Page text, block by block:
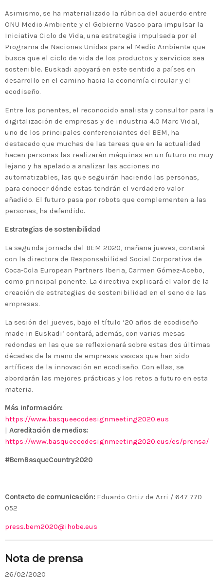
Asimismo, se ha materializado la rúbrica del acuerdo entre
ONU Medio Ambiente y el Gobierno Vasco para impulsar la
Iniciativa Ciclo de Vida, una estrategia impulsada por el
Programa de Naciones Unidas para el Medio Ambiente que
busca que el ciclo de vida de los productos y servicios sea
sostenible. Euskadi apoyará en este sentido a países en
desarrollo en el camino hacia la economía circular y el
ecodiseño.
Entre los ponentes, el reconocido analista y consultor para la
digitalización de empresas y de industria 4.0 Marc Vidal,
uno de los principales conferenciantes del BEM, ha
destacado que muchas de las tareas que en la actualidad
hacen personas las realizarán máquinas en un futuro no muy
lejano y ha apelado a analizar las acciones no
automatizables, las que seguirán haciendo las personas,
para conocer dónde estas tendrán el verdadero valor
añadido. El futuro pasa por robots que complementen a las
personas, ha defendido.
Estrategias de sostenibilidad
La segunda jornada del BEM 2020, mañana jueves, contará
con la directora de Responsabilidad Social Corporativa de
Coca-Cola European Partners Iberia, Carmen Gómez-Acebo,
como principal ponente. La directiva explicará el valor de la
creación de estrategias de sostenibilidad en el seno de las
empresas.
La sesión del jueves, bajo el título ‘20 años de ecodiseño
made in Euskadi’ contará, además, con varias mesas
redondas en las que se reflexionará sobre estas dos últimas
décadas de la mano de empresas vascas que han sido
artífices de la innovación en ecodiseño. Con ellas, se
abordarán las mejores prácticas y los retos a futuro en esta
materia.
Más información:
https://www.basqueecodesignmeeting2020.eus
| Acreditación de medios:
https://www.basqueecodesignmeeting2020.eus/es/prensa/
#BemBasqueCountry2020
Contacto de comunicación: Eduardo Ortiz de Arri / 647 770
052
press.bem2020@ihobe.eus
Nota de prensa
26/02/2020